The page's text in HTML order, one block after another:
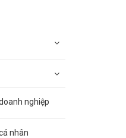
nghiệp
nhân